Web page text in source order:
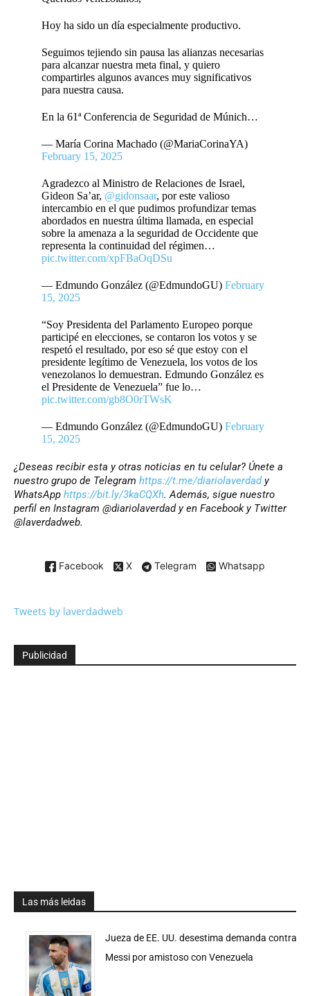
Hoy ha sido un día especialmente productivo.
Seguimos tejiendo sin pausa las alianzas necesarias
para alcanzar nuestra meta final, y quiero
compartirles algunos avances muy significativos
para nuestra causa.
En la 61ª Conferencia de Seguridad de Múnich…
— María Corina Machado (@MariaCorinaYA)
February 15, 2025
Agradezco al Ministro de Relaciones de Israel,
Gideon Sa’ar, @gidonsaar, por este valioso
intercambio en el que pudimos profundizar temas
abordados en nuestra última llamada, en especial
sobre la amenaza a la seguridad de Occidente que
representa la continuidad del régimen…
pic.twitter.com/xpFBaOqDSu
— Edmundo González (@EdmundoGU) February
15, 2025
“Soy Presidenta del Parlamento Europeo porque
participé en elecciones, se contaron los votos y se
respetó el resultado, por eso sé que estoy con el
presidente legítimo de Venezuela, los votos de los
venezolanos lo demuestran. Edmundo González es
el Presidente de Venezuela” fue lo…
pic.twitter.com/gb8O0rTWsK
— Edmundo González (@EdmundoGU) February
15, 2025
¿Deseas recibir esta y otras noticias en tu celular? Únete a
nuestro grupo de Telegram https://t.me/diariolaverdad y
WhatsApp https://bit.ly/3kaCQXh. Además, sigue nuestro
perfil en Instagram @diariolaverdad y en Facebook y Twitter
@laverdadweb.
Facebook X Telegram Whatsapp
Tweets by laverdadweb
Publicidad
Las más leidas
Jueza de EE. UU. desestima demanda contra
Messi por amistoso con Venezuela